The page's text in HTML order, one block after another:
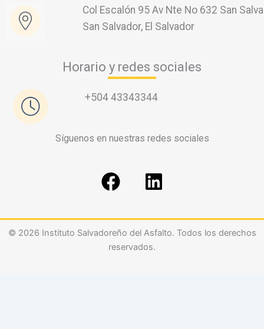
Col Escalón 95 Av Nte No 632 San
San Salvador, El Salvador
Horario y redes sociales
+504 43343344
Síguenos en nuestras redes sociales
F
a
e
b
L
i
k
e
© 2026 Instituto Salvadoreño del Asfalto. Todos los derechos
reservados.